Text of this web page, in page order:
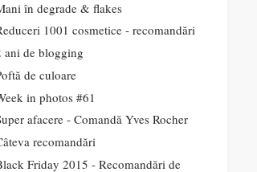
în degrade & flakes
1001 cosmetice - recomandări
ani de blogging
de culoare
in photos #61
afacere - Comandă Yves Rocher
recomandări
Friday 2015 - Recomandări de